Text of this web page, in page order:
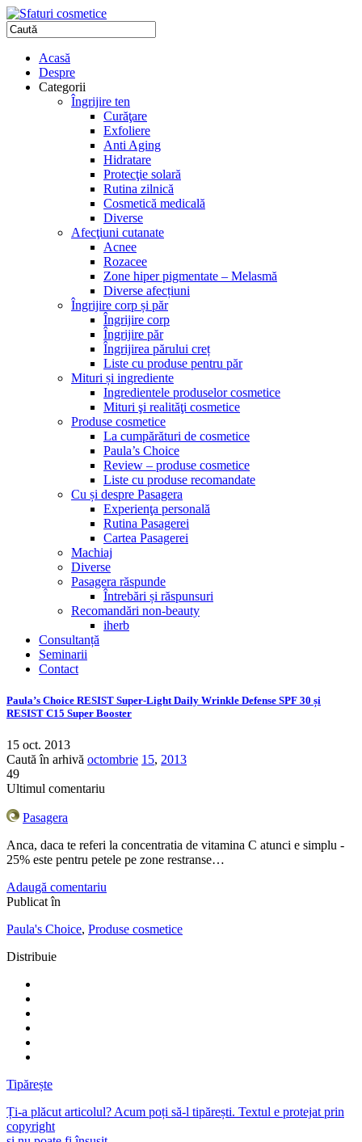
Acasă
Despre
Categorii
Îngrijire ten
Curăţare
Exfoliere
Anti Aging
Hidratare
Protecţie solară
Rutina zilnică
Cosmetică medicală
Diverse
Afecţiuni cutanate
Acnee
Rozacee
Zone hiper pigmentate – Melasmă
Diverse afecțiuni
Îngrijire corp și păr
Îngrijire corp
Îngrijire păr
Îngrijirea părului creț
Liste cu produse pentru păr
Mituri și ingrediente
Ingredientele produselor cosmetice
Mituri şi realităţi cosmetice
Produse cosmetice
La cumpărături de cosmetice
Paula’s Choice
Review – produse cosmetice
Liste cu produse recomandate
Cu și despre Pasagera
Experienţa personală
Rutina Pasagerei
Cartea Pasagerei
Machiaj
Diverse
Pasagera răspunde
Întrebări și răspunsuri
Recomandări non-beauty
iherb
Consultanță
Seminarii
Contact
Paula’s Choice RESIST Super-Light Daily Wrinkle Defense SPF 30 și
RESIST C15 Super Booster
15 oct. 2013
Caută în arhivă octombrie 15, 2013
49
Ultimul comentariu
Pasagera
Anca, daca te referi la concentratia de vitamina C atunci e simplu -
25% este pentru petele pe zone restranse…
Adaugă comentariu
Publicat în
Paula's Choice, Produse cosmetice
Distribuie
Tipărește
Ți-a plăcut articolul? Acum poți să-l tipărești. Textul e protejat prin
copyright